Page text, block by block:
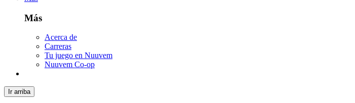
Más
Acerca de
Carreras
Tu juego en Nuuvem
Nuuvem Co-op
Ir arriba